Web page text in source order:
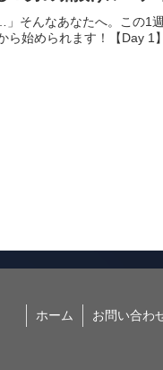
そんなあなたへ。この1
始められます！【Day 1
ホーム お問い合わ